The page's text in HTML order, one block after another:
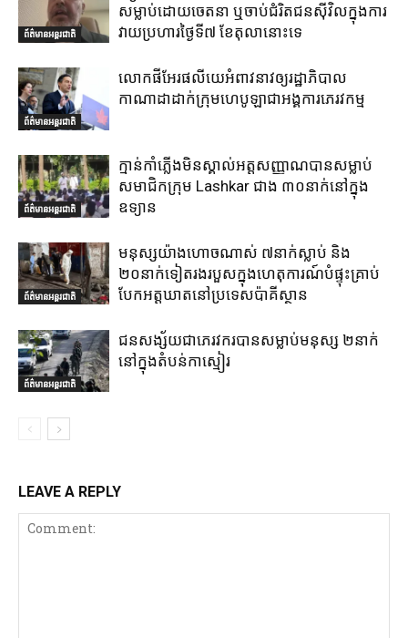
ព័ត៌មានអន្តរជាតិ
សម្លាប់ដោយចេតនា ឬចាប់ជំរិតជនស៊ីវិលក្នុងការ
វាយប្រហារថ្ងៃទី៧ ខែតុលានោះទេ
ព័ត៌មានអន្តរជាតិ
លោកផីអែរផលីយេអំពាវនាវឲ្យរដ្ឋាភិបាល
កាណាដាដាក់ក្រុមហេបូឡាជាអង្គការភេរវកម្ម
ព័ត៌មានអន្តរជាតិ
ក្មាន់កាំភ្លើងមិនស្គាល់អត្តសញ្ញាណបានសម្លាប់
សមាជិកក្រុម Lashkar ជាង ៣០នាក់នៅក្នុង
ឧទ្យាន
ព័ត៌មានអន្តរជាតិ
មនុស្សយ៉ាងហោចណាស់ ៧នាក់ស្លាប់ និង
២០នាក់ទៀតរងរបួសក្នុងហេតុការណ៍បំផ្ទុះគ្រាប់
បែកអត្តឃាតនៅប្រទេសប៉ាគីស្ថាន
ព័ត៌មានអន្តរជាតិ
ជនសង្ស័យជាភេរវករបានសម្លាប់មនុស្ស ២នាក់
នៅក្នុងតំបន់កាស្មៀរ
LEAVE A REPLY